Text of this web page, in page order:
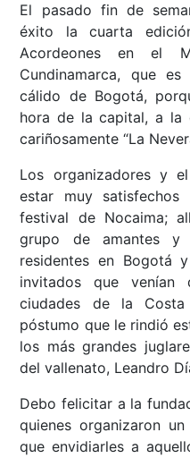
El pasado fin de
éxito la cuarta
Acordeones en el
Cundinamarca, que
cálido de Bogotá,
hora de la capital, a la
cariñosamente “La
Los organizadores y
estar muy
festival de Nocaima;
grupo de amantes y
residentes en Bogotá
invitados que venían
ciudades de la
póstumo que le rindió
los más grandes
del vallenato, Leandro
Debo felicitar a la
quienes organizaron
que envidiarles a